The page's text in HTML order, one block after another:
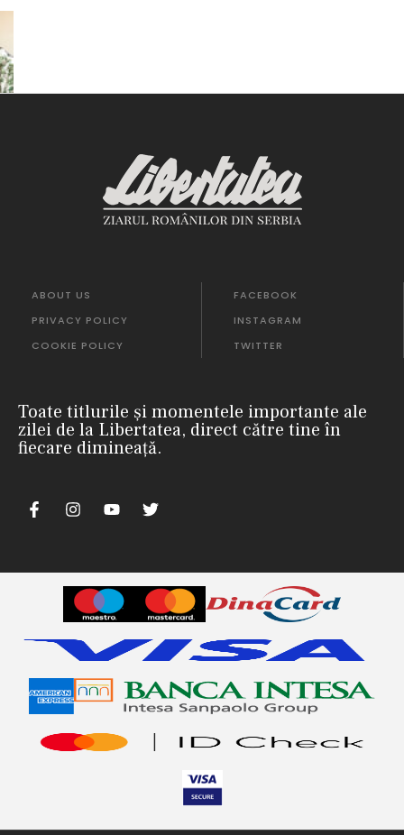
ABOUT US
PRIVACY POLICY
COOKIE POLICY
FACEBOOK
INSTAGRAM
TWITTER
Toate titlurile și momentele importante ale
zilei de la Libertatea, direct către tine în
fiecare dimineață.